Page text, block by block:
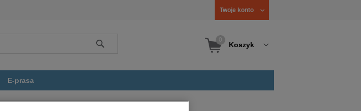
Twoje konto
Szukaj Koszyk
E-prasa